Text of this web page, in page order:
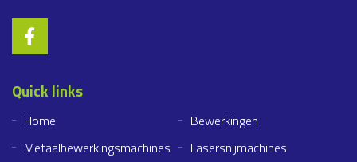
Quick links
Home
Bewerkingen
Metaalbewerkingsmachines
Lasersnijmachines